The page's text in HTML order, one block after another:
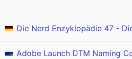
Die Nerd Enzyklopädie 47 -
Adobe Launch DTM Naming